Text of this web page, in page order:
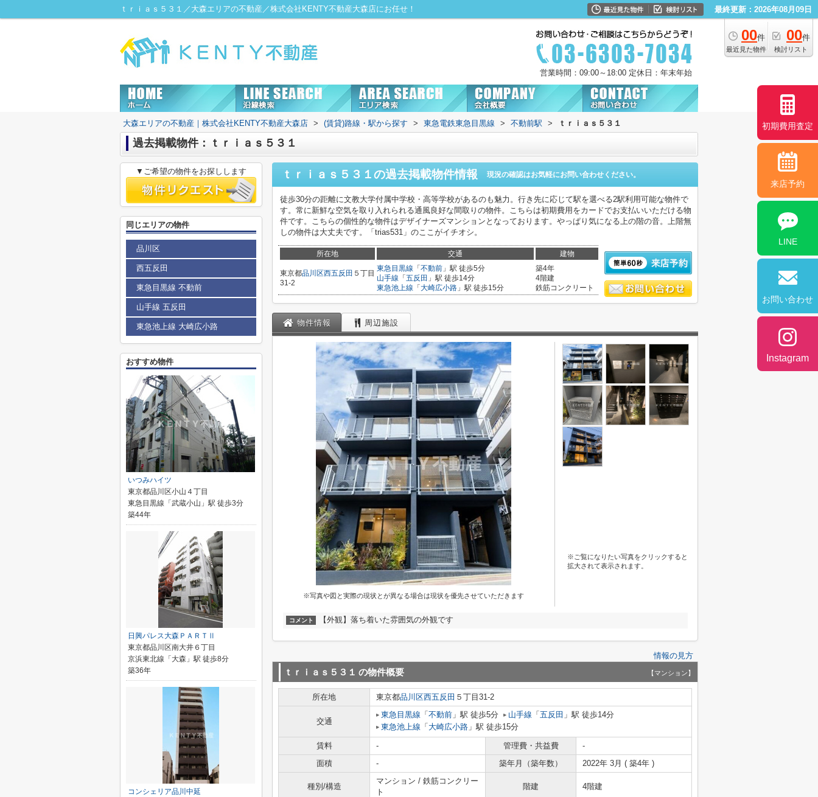
ｔｒｉａｓ５３１／大森エリアの不動産／株式会社KENTY不動産大森店にお任せ！ 最終更新：2026年08月09日
00件
最近見た物件
00件
検討リスト
営業時間：09:00～18:00 定休日：年末年始
大森エリアの不動産｜株式会社KENTY不動産大森店 > (賃貸)路線・駅から探す > 東急電鉄東急目黒線 > 不動前駅 > ｔｒｉａｓ５３１
過去掲載物件：ｔｒｉａｓ５３１
ｔｒｉａｓ５３１の過去掲載物件情報 現況の確認はお気軽にお問い合わせください。
徒歩30分の距離に文教大学付属中学校・高等学校があるのも魅力。行き先に応じて駅を選べる2駅利用可能な物件で
す。常に新鮮な空気を取り入れられる通風良好な間取りの物件。こちらは初期費用をカードでお支払いいただける物
件です。こちらの個性的な物件はデザイナーズマンションとなっております。やっぱり気になる上の階の音。上階無
しの物件は大丈夫です。「trias531」のここがイチオシ。
所在地 交通 建物
東京都品川区西五反田 ５丁目
31-2
東急目黒線 「 不動前 」駅 徒歩5分
山手線 「 五反田 」駅 徒歩14分
東急池上線 「 大崎広小路 」駅 徒歩15分
築4年
4階建
鉄筋コンクリート
物件情報 周辺施設
※写真や図と実際の現状とが異なる場合は現状を優先させていただきます
※ご覧になりたい写真をクリックすると
拡大されて表示されます。
コメント 【外観】落ち着いた雰囲気の外観です
情報の見方
ｔｒｉａｓ５３１ の物件概要 【マンション】
所在地 東京都品川区西五反田 ５丁目31-2
交通
東急目黒線 「 不動前 」駅 徒歩5分 山手線 「 五反田 」駅 徒歩14分
東急池上線 「 大崎広小路 」駅 徒歩15分
賃料 - 管理費・共益費
-
面積
- 築年月（築年数） 2022年 3月 ( 築4年 )
種別/構造
マンション / 鉄筋コンクリー
ト
階建 4階建
▼ご希望の物件をお探しします
同じエリアの物件
品川区
西五反田
東急目黒線 不動前
山手線 五反田
東急池上線 大崎広小路
おすすめ物件
いつみハイツ
東京都品川区小山４丁目
東急目黒線「武蔵小山」駅 徒歩3分
築44年
日興パレス大森ＰＡＲＴⅡ
東京都品川区南大井６丁目
京浜東北線「大森」駅 徒歩8分
築36年
コンシェリア品川中延
初期費用査定
来店予約
LINE
お問い合わせ
Instagram